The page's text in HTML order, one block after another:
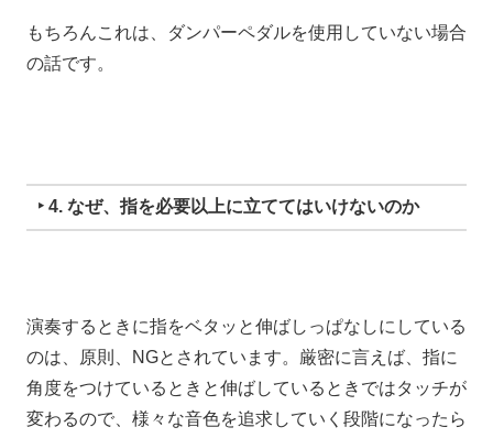
もちろんこれは、
ダンパーペダルを使用していない場合
の話です。
‣ 4. なぜ、指を必要以上に立ててはいけないのか
演奏するときに指をベタッと伸ばしっぱなしにしている
のは、
原則、NGとされています。 厳密に言えば、 指に
角度をつけているときと伸ばしているときではタッチが
変わるので、様々 な音色を追求していく段階になったら